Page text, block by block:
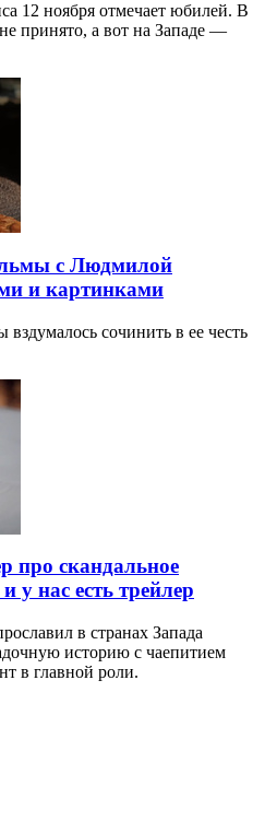
12 ноября отмечает юбилей. В
принято, а вот на Западе —
с Людмилой
и картинками
сочинить в ее честь
про скандальное
у нас есть трейлер
в странах Запада
историю с чаепитием
в главной роли.